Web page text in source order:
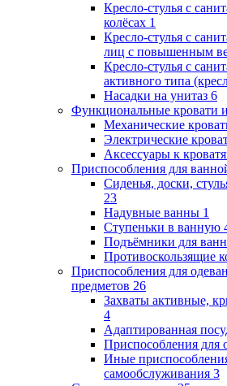
Кресло-стулья с
колёсах 1
Кресло-стулья с
лиц с повышенным
Кресло-стулья с
активного типа
Насадки на унитаз 6
Функциональные кровати
Механические
Электрические
Аксессуары к
Приспособления для
Сиденья, доски,
23
Надувные ванны 1
Ступеньки в ванную
Подъёмники для
Противоскользящие
Приспособления для
предметов 26
Захваты активные,
4
Адаптированная
Приспособления для
Иные
самообслуживания 3